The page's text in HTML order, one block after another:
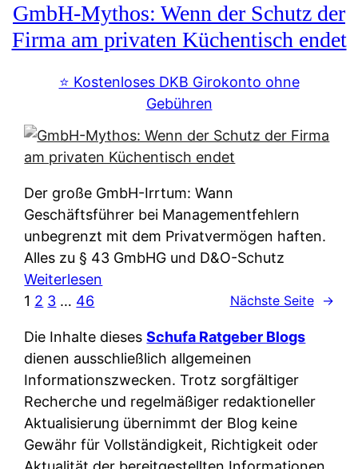
W
e
r
s
i
c
h
e
t
e
D
a
t
e
n
w
e
u
d
n
w
l
c
h
e
n
n
d
e
r
n
t
e
u
e
r
k
l
ä
u
e
r
A
p
p
&
GmbH-Mythos: Wenn der Schutz der
Firma am privaten Küchentisch endet
⭐️ Kostenloses DKB Girokonto ohne
Gebühren
Der große GmbH-Irrtum: Wann
Geschäftsführer bei Managementfehlern
unbegrenzt mit dem Privatvermögen haften.
Alles zu § 43 GmbHG und D&O-Schutz
Weiterlesen
b
H
-
M
y
t
1 2 3 … 46 Nächste Seite →
Die Inhalte diesesSchufa Ratgeber Blogs
dienen ausschließlich allgemeinen
Informationszwecken. Trotz sorgfältiger
Recherche und regelmäßiger redaktioneller
Aktualisierung übernimmt der Blog keine
Gewähr für Vollständigkeit, Richtigkeit oder